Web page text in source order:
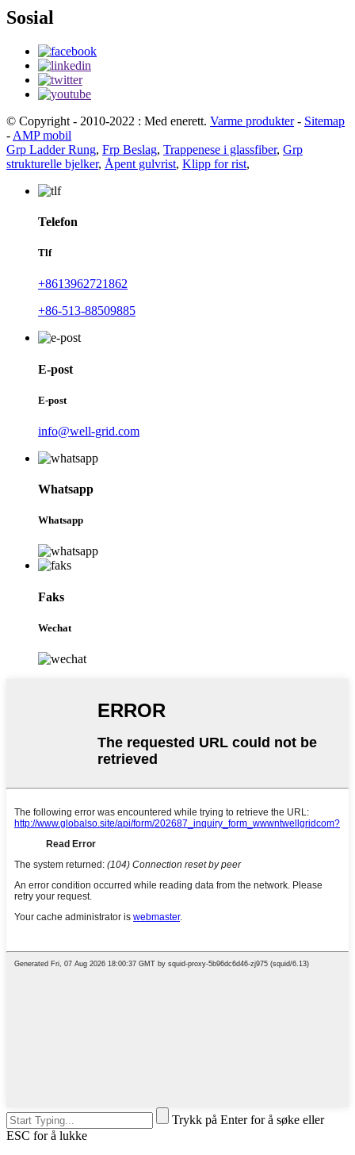
Sosial
© Copyright - 2010-2022 : Med enerett. Varme produkter- Sitemap
- AMP mobil
Grp Ladder Rung, Frp Beslag, Trappenese i glassfiber, Grp
strukturelle bjelker, Åpent gulvrist, Klipp for rist,
Telefon
Tlf
+8613962721862
+86-513-88509885
E-post
E-post
info@well-grid.com
Whatsapp
Whatsapp
Faks
Wechat
Trykk på Enter for å søke eller
ESC for å lukke